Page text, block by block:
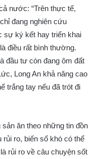
nước: “Trên thực tế,
đang nghiên cứu
sự ký kết hay triển khai
điều rất bình thường.
đầu tư còn đang ôm đất
Long An khả năng cao
trắng tay nếu đã trót đi
ăn theo những tin đồn
ro, biến số khó có thể
rủi ro về câu chuyện sốt